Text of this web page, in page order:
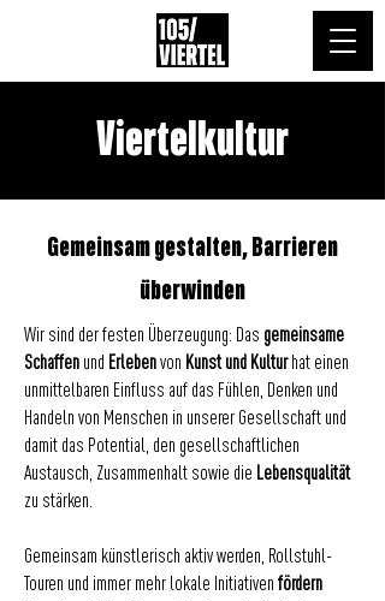
Viertelkultur
Gemeinsam gestalten, Barrieren
überwinden
Wir sind der festen Überzeugung: Das gemeinsame
Schaffen und Erlebenvon Kunst und Kulturhat einen
unmittelbaren Einfluss auf das Fühlen, Denken und
Handeln von Menschen in unserer Gesellschaft und
damit das Potential, den gesellschaftlichen
Austausch, Zusammenhalt sowie die Lebensqualität
zu stärken.
Gemeinsam künstlerisch aktiv werden, Rollstuhl-
Touren und immer mehr lokale Initiativen fördern